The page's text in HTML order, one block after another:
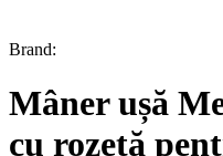
Brand:
Mâner ușă
cu rozetă